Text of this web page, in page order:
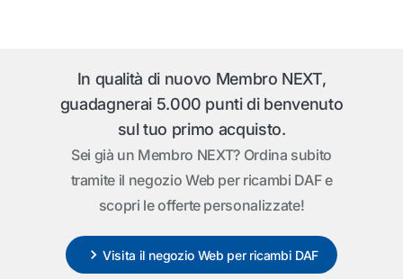
In qualità di nuovo Membro NEXT,
guadagnerai 5.000 punti di benvenuto
sul tuo primo acquisto.
Sei già un Membro NEXT? Ordina subito
tramite il negozio Web per ricambi DAF e
scopri le offerte personalizzate!
Visita il negozio Web per ricambi DAF